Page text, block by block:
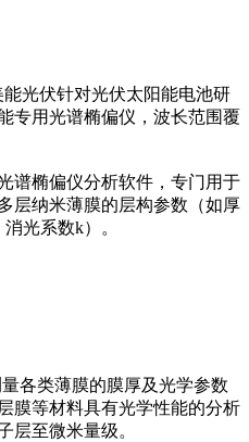
光伏针对光伏太阳能电池研
专用光谱椭偏仪，波长范围覆
谱椭偏仪分析软件，专门用于
层纳米薄膜的层构参数（如厚
光系数k）。
各类薄膜的膜厚及光学参数
膜等材料具有光学性能的分析
层至微米量级。